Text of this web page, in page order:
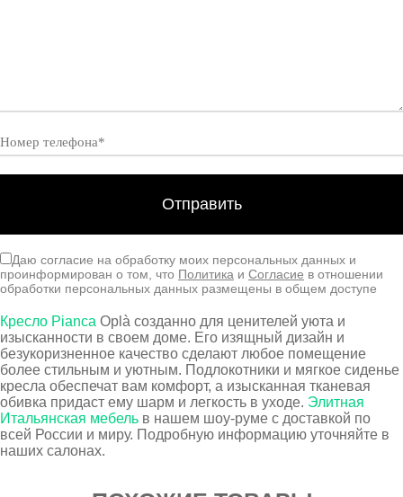
Даю согласие на обработку моих персональных данных и
проинформирован о том, что Политика и Согласие в отношении
обработки персональных данных размещены в общем доступе
Кресло Pianca Oplà созданно для ценителей уюта и
изысканности в своем доме. Его изящный дизайн и
безукоризненное качество сделают любое помещение
более стильным и уютным. Подлокотники и мягкое сиденье
кресла обеспечат вам комфорт, а изысканная тканевая
обивка придаст ему шарм и легкость в уходе. Элитная
Итальянская мебель в нашем шоу-руме с доставкой по
всей России и миру. Подробную информацию уточняйте в
наших салонах.